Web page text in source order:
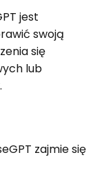
jest
swoją
się
lub
zajmie się